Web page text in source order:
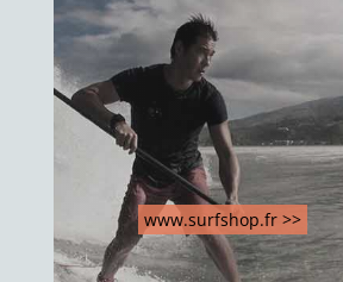
www.surfshop.fr >>